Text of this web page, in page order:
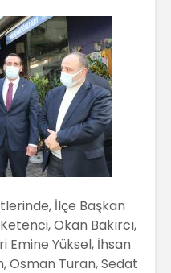
İlçe Başkan
Okan Bakırcı,
Emine Yüksel, İhsan
Osman Turan, Sedat